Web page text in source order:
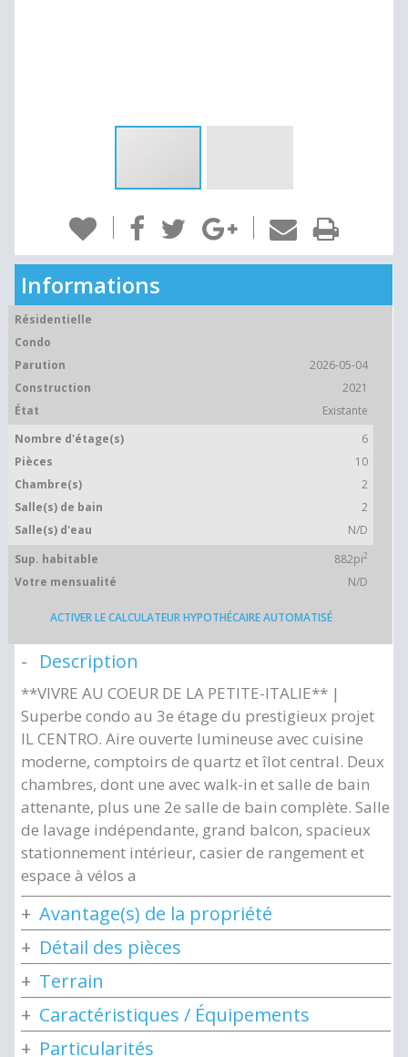
Informations
Résidentielle
Condo
Parution
2026-05-04
Construction
2021
État
Existante
Nombre d'étage(s)
6
Pièces
10
Chambre(s)
2
Salle(s) de bain
2
Salle(s) d'eau
N/D
Sup. habitable
882pi2
Votre mensualité N/D
ACTIVER LE CALCULATEUR HYPOTHÉCAIRE AUTOMATISÉ
Description
**VIVRE AU COEUR DE LA PETITE-ITALIE** |
Superbe condo au 3e étage du prestigieux projet
IL CENTRO. Aire ouverte lumineuse avec cuisine
moderne, comptoirs de quartz et îlot central. Deux
chambres, dont une avec walk-in et salle de bain
attenante, plus une 2e salle de bain complète. Salle
de lavage indépendante, grand balcon, spacieux
stationnement intérieur, casier de rangement et
espace à vélos a
Avantage(s) de la propriété
Détail des pièces
Terrain
Caractéristiques / Équipements
Particularités